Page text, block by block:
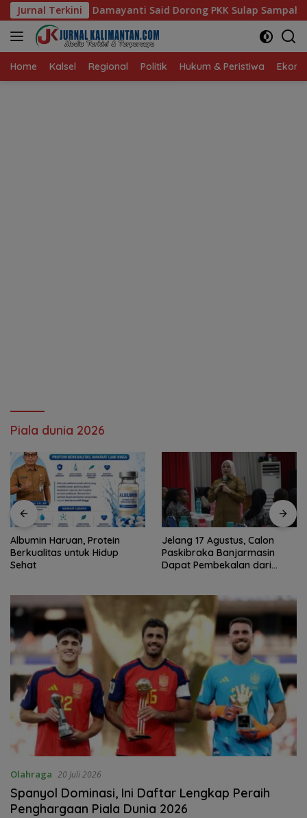
Langsung
ke
konten
Jurnal Terkini
Said Dorong PKK Sulap Sampah Jadi Sumber Penghasilan
Home Kalsel Regional Politik Hukum & Peristiwa
Piala dunia 2026
Albumin Haruan, Protein
Berkualitas untuk Hidup
Sehat
Jelang 17 Agustus, Calon
Paskibraka Banjarmasin
Dapat Pembekalan dari
Olahraga 20 Juli 2026
Spanyol Dominasi, Ini Daftar Lengkap Peraih
Penghargaan Piala Dunia 2026